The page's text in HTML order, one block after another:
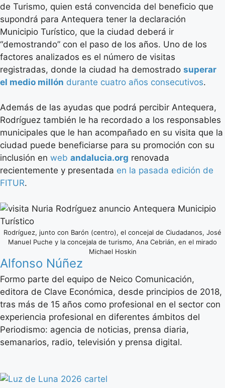
de Turismo, quien está convencida del beneficio que
supondrá para Antequera tener la declaración
Municipio Turístico, que la ciudad deberá ir
“demostrando” con el paso de los años. Uno de los
factores analizados es el número de visitas
registradas, donde la ciudad ha demostrado superar
el medio millón durante cuatro años consecutivos.
Además de las ayudas que podrá percibir Antequera,
Rodríguez también le ha recordado a los responsables
municipales que le han acompañado en su visita que la
ciudad puede beneficiarse para su promoción con su
inclusión en web andalucia.org renovada
recientemente y presentada en la pasada edición de
FITUR.
Rodríguez, junto con Barón (centro), el concejal de Ciudadanos, José
Manuel Puche y la concejala de turismo, Ana Cebrián, en el mirado
Michael Hoskin
Alfonso Núñez
Formo parte del equipo de Neico Comunicación,
editora de Clave Económica, desde principios de 2018,
tras más de 15 años como profesional en el sector con
experiencia profesional en diferentes ámbitos del
Periodismo: agencia de noticias, prensa diaria,
semanarios, radio, televisión y prensa digital.